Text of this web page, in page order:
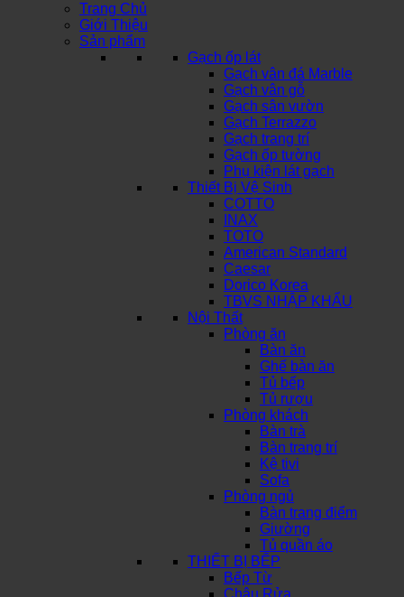
Trang Chủ
Giới Thiệu
Sản phẩm
Gạch ốp lát
Gạch vân đá Marble
Gạch vân gỗ
Gạch sân vườn
Gạch Terrazzo
Gạch trang trí
Gạch ốp tường
Phụ kiện lát gạch
Thiết Bị Vệ Sinh
COTTO
INAX
TOTO
American Standard
Caesar
Dorico Korea
TBVS NHẬP KHẨU
Nội Thất
Phòng ăn
Bàn ăn
Ghế bàn ăn
Tủ bếp
Tủ rượu
Phòng khách
Bàn trà
Bàn trang trí
Kệ tivi
Sofa
Phòng ngủ
Bàn trang điểm
Giường
Tủ quần áo
THIẾT BỊ BẾP
Bếp Từ